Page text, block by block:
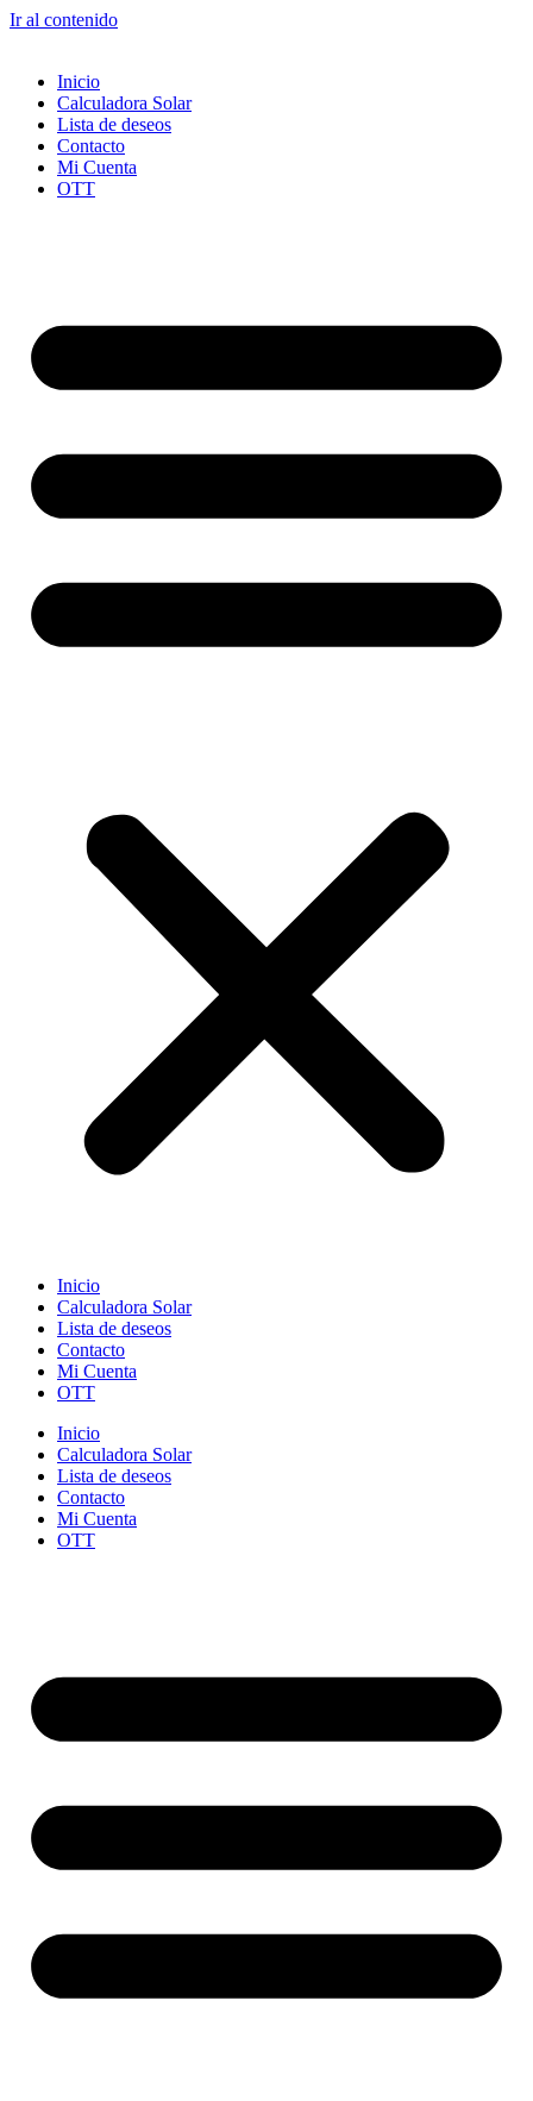
Ir al contenido
Inicio
Calculadora Solar
Lista de deseos
Contacto
Mi Cuenta
OTT
Inicio
Calculadora Solar
Lista de deseos
Contacto
Mi Cuenta
OTT
Inicio
Calculadora Solar
Lista de deseos
Contacto
Mi Cuenta
OTT